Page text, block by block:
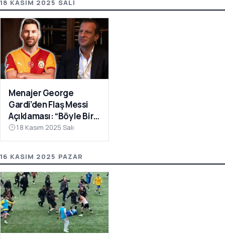
18 KASIM 2025 SALI
Menajer George
Gardi’den Flaş Messi
Açıklaması: “Böyle Bir
Fırsat Olursa,
Galatasaray İçin
18 Kasım 2025 Salı
16 KASIM 2025 PAZAR